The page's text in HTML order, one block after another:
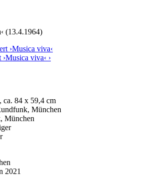
›Musica viva‹
viva‹ ›
ca. 84 x 59,4 cm
München
München
2021